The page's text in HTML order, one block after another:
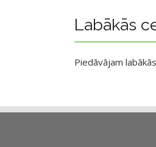
Labākās
Piedāvājam